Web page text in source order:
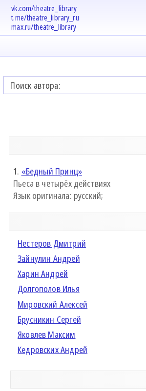
vk.com/theatre_library
t.me/theatre_library_ru
max.ru/theatre_library
1. «Бедный Принц»
Пьеса в четырёх действиях
Язык оригинала: русский;
Нестеров Дмитрий
Зайнулин Андрей
Харин Андрей
Долгополов Илья
Мировский Алексей
Брусникин Сергей
Яковлев Максим
Кедровских Андрей